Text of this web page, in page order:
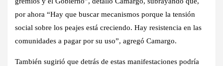
por ahora “Hay que buscar mecanismos porque la tensión
social sobre los peajes está creciendo. Hay resistencia en las
comunidades a pagar por su uso”, agregó Camargo.
También sugirió que detrás de estas manifestaciones podría